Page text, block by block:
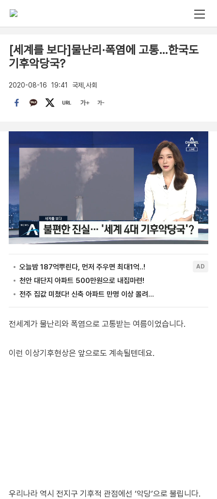
[세계를 보다]물난리·폭염에 고통…한국도
기후악당국?
2020-08-16 19:41 국제,사회
전세계가 물난리와 폭염으로 고통받는 여름이었습니다.
이런 이상기후현상은 앞으로도 계속될텐데요.
우리나라 역시 전지구 기후적 관점에선 ‘악당’으로 불립니다.